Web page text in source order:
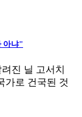
아냐"
진 닐 고서치
가로 건국된 것